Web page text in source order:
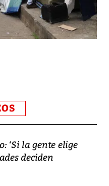
‘Si la gente elige
deciden